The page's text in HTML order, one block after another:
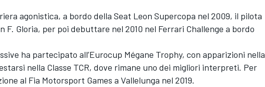
agonistica, a bordo della Seat Leon Supercopa nel 2009, il pilota
F. Gloria, per poi debuttare nel 2010 nel Ferrari Challenge a bordo
ha partecipato all’Eurocup Mégane Trophy, con apparizioni nella
nella Classe TCR, dove rimane uno dei migliori interpreti. Per
al Fia Motorsport Games a Vallelunga nel 2019.